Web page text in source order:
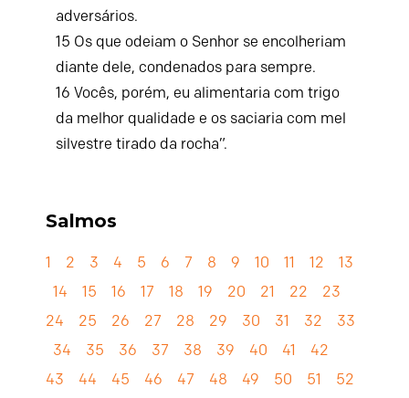
adversários.
15 Os que odeiam o Senhorse encolheriam
diante dele, condenados para sempre.
16 Vocês, porém, eu alimentaria com trigo
da melhor qualidade e os saciaria com mel
silvestre tirado da rocha”.
Salmos
1 2 3 4 5 6 7 8 9 10 11 12
13
14
15 16 17 18 19 20 21 22
23
24
25 26 27 28 29 30 31 32
33
34
35 36 37 38 39 40 41
42
43
44 45 46 47 48 49 50 51
52